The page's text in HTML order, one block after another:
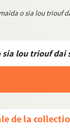
o sia lou triouf
sia lou triouf dai
de la